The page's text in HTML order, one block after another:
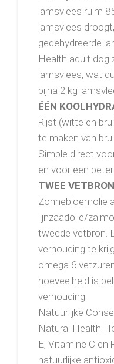
lamsvlees ruim
lamsvlees
gedehydreerde
Health adult dog
lamsvlees, wat
bijna 2 kg
ÉÉN
Rijst (witte en
te maken van
Simple direct
en voor een
TWEE
Zonnebloemolie
lijnzaadolie/
tweede vetbron.
verhouding te
omega 6
hoeveelheid is
verhouding.
Natuurlijke
Natural Health
E, Vitamine C en
natuurlijke